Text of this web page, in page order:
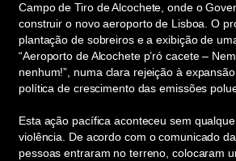
Campo de Tiro de Alcochete, onde o
construir o novo aeroporto de Lisboa. O
plantação de sobreiros e a exibição de
“Aeroporto de Alcochete p’ró cacete –
nenhum!”, numa clara rejeição à
política de crescimento das emissões
Esta ação pacífica aconteceu sem
violência. De acordo com o comunicado
pessoas entraram no terreno, colocaram